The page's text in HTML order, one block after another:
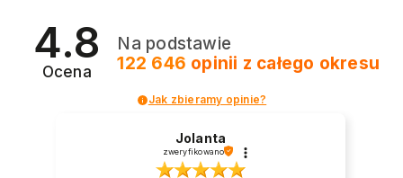
2026? Znajdź inspirację dla swojego manicure!
4.8
Ocena
Na podstawie
122 646 opinii z całego okresu
Jak zbieramy opinie?
Jolanta
zweryfikowano